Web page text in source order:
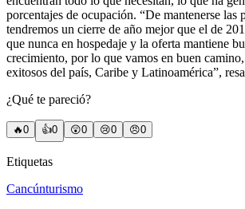
porcentajes de ocupación. “De mantenerse las
tendremos un cierre de año mejor que el de
que nunca en hospedaje y la oferta mantiene
crecimiento, por lo que vamos en buen
exitosos del país, Caribe y Latinoamérica”,
¿Qué te pareció?
🔥0 👍0 😲0 😢0 😠0
Etiquetas
Cancúnturismo